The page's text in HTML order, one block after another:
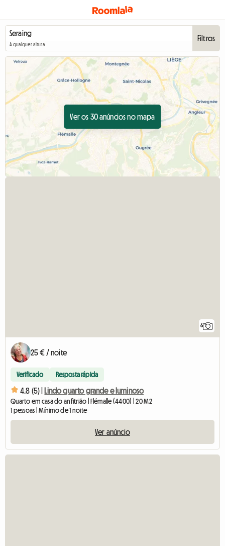
A qualquer altura
Filtros
Ver os 30 anúncios no mapa
6
25 € / noite
Verificado Resposta rápida
4.8 (5) | Lindo quarto grande e luminoso
Quarto em casa do anfitrião | Flémalle (4400) | 20 M2
1 pessoas | Mínimo de 1 noite
Ver anúncio